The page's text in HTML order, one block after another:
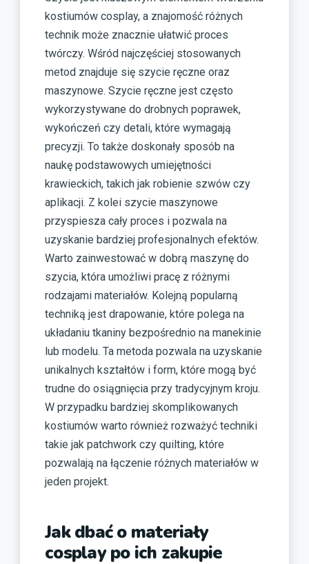
kostiumów cosplay, a znajomość różnych
technik może znacznie ułatwić proces
twórczy. Wśród najczęściej stosowanych
metod znajduje się szycie ręczne oraz
maszynowe. Szycie ręczne jest często
wykorzystywane do drobnych poprawek,
wykończeń czy detali, które wymagają
precyzji. To także doskonały sposób na
naukę podstawowych umiejętności
krawieckich, takich jak robienie szwów czy
aplikacji. Z kolei szycie maszynowe
przyspiesza cały proces i pozwala na
uzyskanie bardziej profesjonalnych efektów.
Warto zainwestować w dobrą maszynę do
szycia, która umożliwi pracę z różnymi
rodzajami materiałów. Kolejną popularną
techniką jest drapowanie, które polega na
układaniu tkaniny bezpośrednio na manekinie
lub modelu. Ta metoda pozwala na uzyskanie
unikalnych kształtów i form, które mogą być
trudne do osiągnięcia przy tradycyjnym kroju.
W przypadku bardziej skomplikowanych
kostiumów warto również rozważyć techniki
takie jak patchwork czy quilting, które
pozwalają na łączenie różnych materiałów w
jeden projekt.
Jak dbać o materiały
cosplay po ich zakupie